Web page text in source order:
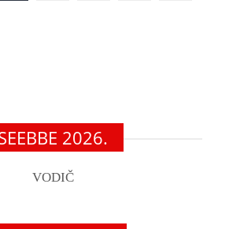
2026.
VODIČ